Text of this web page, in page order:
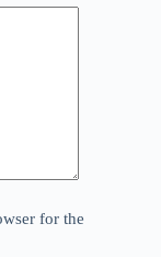
for the